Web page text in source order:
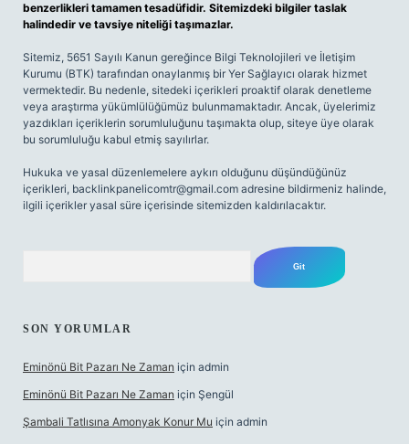
benzerlikleri tamamen tesadüfidir. Sitemizdeki bilgiler taslak
halindedir ve tavsiye niteliği taşımazlar.
Sitemiz, 5651 Sayılı Kanun gereğince Bilgi Teknolojileri ve İletişim
Kurumu (BTK) tarafından onaylanmış bir Yer Sağlayıcı olarak hizmet
vermektedir. Bu nedenle, sitedeki içerikleri proaktif olarak denetleme
veya araştırma yükümlülüğümüz bulunmamaktadır. Ancak, üyelerimiz
yazdıkları içeriklerin sorumluluğunu taşımakta olup, siteye üye olarak
bu sorumluluğu kabul etmiş sayılırlar.
Hukuka ve yasal düzenlemelere aykırı olduğunu düşündüğünüz
içerikleri, backlinkpanelicomtr@gmail.com adresine bildirmeniz halinde,
ilgili içerikler yasal süre içerisinde sitemizden kaldırılacaktır.
SON YORUMLAR
Eminönü Bit Pazarı Ne Zaman için admin
Eminönü Bit Pazarı Ne Zaman için Şengül
Şambali Tatlısına Amonyak Konur Mu için admin